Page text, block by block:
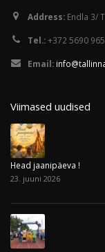
Address: Endla 3/
Tel.:+372 5690
Email:
Viimased uudised
Head jaanipäeva !
23. juuni 2026